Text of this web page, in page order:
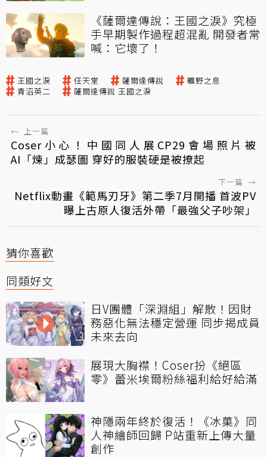
《薩爾達傳說：王國之淚》究極
手早期製作過程超混亂 開發者常
喊：它壞了！
王國之淚 任天堂 薩爾達傳說
曠野之息
青沼英二
薩爾達傳說 王國之淚
← 上一篇
Coser小心！中國同人展CP29會場照片被
AI「煉」成瑟圖 穿好的服裝硬是被撩起
下一篇 →
Netflix動畫《範馬刃牙》第二季7月開播 首波PV
曝上古原人復活外帶「最強父子吵架」
猜你喜歡
同類好文
日V團體「深淵組」解散！因財
務惡化無法穩定營運 同步揭成員
未來去向
展現大胸襟！Coser扮《絕區
零》蕾米埃爾粉絲福利給好給滿
神隱兩年終於復活！《冰菓》同
人神繪師回歸 P站重新上傳大量
創作